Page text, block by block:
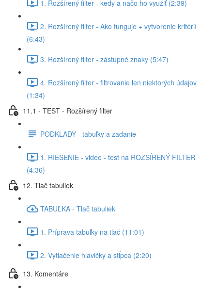
1. Rozšírený filter - kedy a načo ho využiť (2:39)
2. Rozšírený filter - Ako funguje + vytvorenie kritérií
(6:43)
3. Rozšírený filter - zástupné znaky (5:47)
4. Rozšírený filter - filtrovanie len niektorých údajov
(1:34)
11.1 - TEST - Rozšírený filter
PODKLADY - tabuľky a zadanie
1. RIEŠENIE - video - test na ROZŠÍRENÝ FILTER
(4:36)
12. Tlač tabuliek
TABUĽKA - Tlač tabuliek
1. Príprava tabuľky na tlač (11:01)
2. Vytlačenie hlavičky a stĺpca (2:20)
13. Komentáre